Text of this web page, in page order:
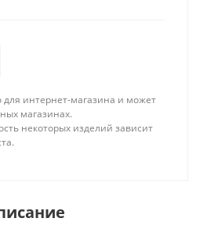
для интернет-магазина и может
магазинах.
некоторых изделий зависит